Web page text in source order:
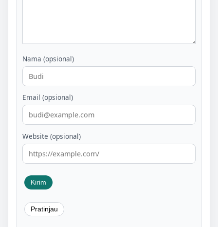
Nama (opsional)
Email (opsional)
Website (opsional)